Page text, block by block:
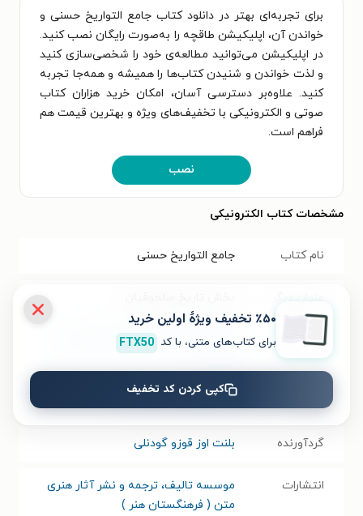
برای تجربه‌ای بهتر در دانلود کتاب جامع التواریخ حسنی و
خواندن آن، اپلیکیشن طاقچه را به‌صورت رایگان نصب کنید.
در اپلیکیشن می‌توانید مطالعه‌ی خود را شخصی‌سازی کنید
و لذت خواندن و شنیدن کتاب‌ها را همیشه و همه‌جا تجربه
کنید. علاوه‌بر دسترسی آسان، امکان خرید هزاران کتاب
صوتی و الکترونیکی با تخفیف‌های ویژه و بهترین قیمت هم
فراهم است.
نصب
مشخصات کتاب الکترونیکی
نام کتاب جامع التواریخ حسنی
موضوع تاریخ ایران پس از اسلام ،
شهاب‌الدین حسن یزدی
گردآورنده بلنت اوز قوزو گودنلی
انتشارات
موسسه تالیف، ترجمه و نشر آثار هنری
متن ( فرهنگستان هنر )
٪۵۰ تخفیف ویژۀ اولین خرید
برای کتاب‌های متنی، با کد FTX50
کپی کردن کد تخفیف